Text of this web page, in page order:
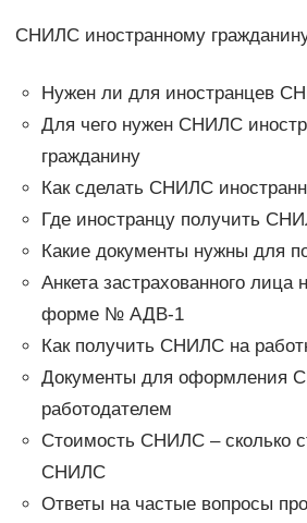
СНИЛС иностранному
Нужен ли для иностранцев
Для чего нужен СНИЛС
гражданину
Как сделать СНИЛС
Где иностранцу получить
Какие документы нужны для
Анкета застрахованного
форме № АДВ-1
Как получить СНИЛС на
Документы для оформления
работодателем
Стоимость СНИЛС – сколько
СНИЛС
Ответы на частые вопросы